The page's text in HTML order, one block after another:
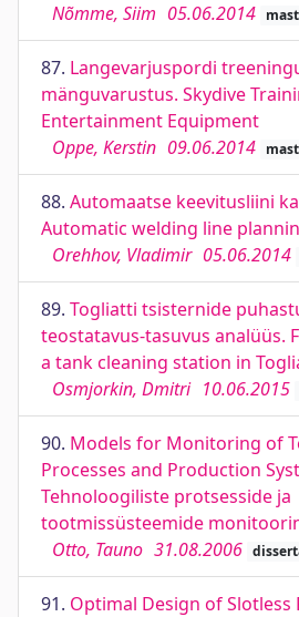
Nõmme, Siim 05.06.2014
87. Langevarjuspordi
mänguvarustus. Skydive
Entertainment Equipment
Oppe, Kerstin 09.06.2014
88. Automaatse keevitusliini
Automatic welding line
Orehhov, Vladimir 05.06.2014
89. Togliatti tsisternide
teostatavus-tasuvus analüüs.
a tank cleaning station in
Osmjorkin, Dmitri 10.06.2015
90. Models for Monitoring of
Processes and Production
Tehnoloogiliste protsesside ja
tootmissüsteemide
Otto, Tauno 31.08.2006
91. Optimal Design of Slotless